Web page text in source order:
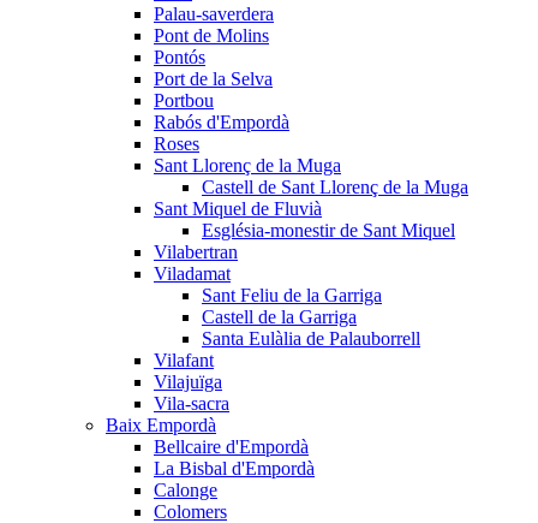
Palau-saverdera
Pont de Molins
Pontós
Port de la Selva
Portbou
Rabós d'Empordà
Roses
Sant Llorenç de la Muga
Castell de Sant Llorenç de la Muga
Sant Miquel de Fluvià
Església-monestir de Sant Miquel
Vilabertran
Viladamat
Sant Feliu de la Garriga
Castell de la Garriga
Santa Eulàlia de Palauborrell
Vilafant
Vilajuïga
Vila-sacra
Baix Empordà
Bellcaire d'Empordà
La Bisbal d'Empordà
Calonge
Colomers